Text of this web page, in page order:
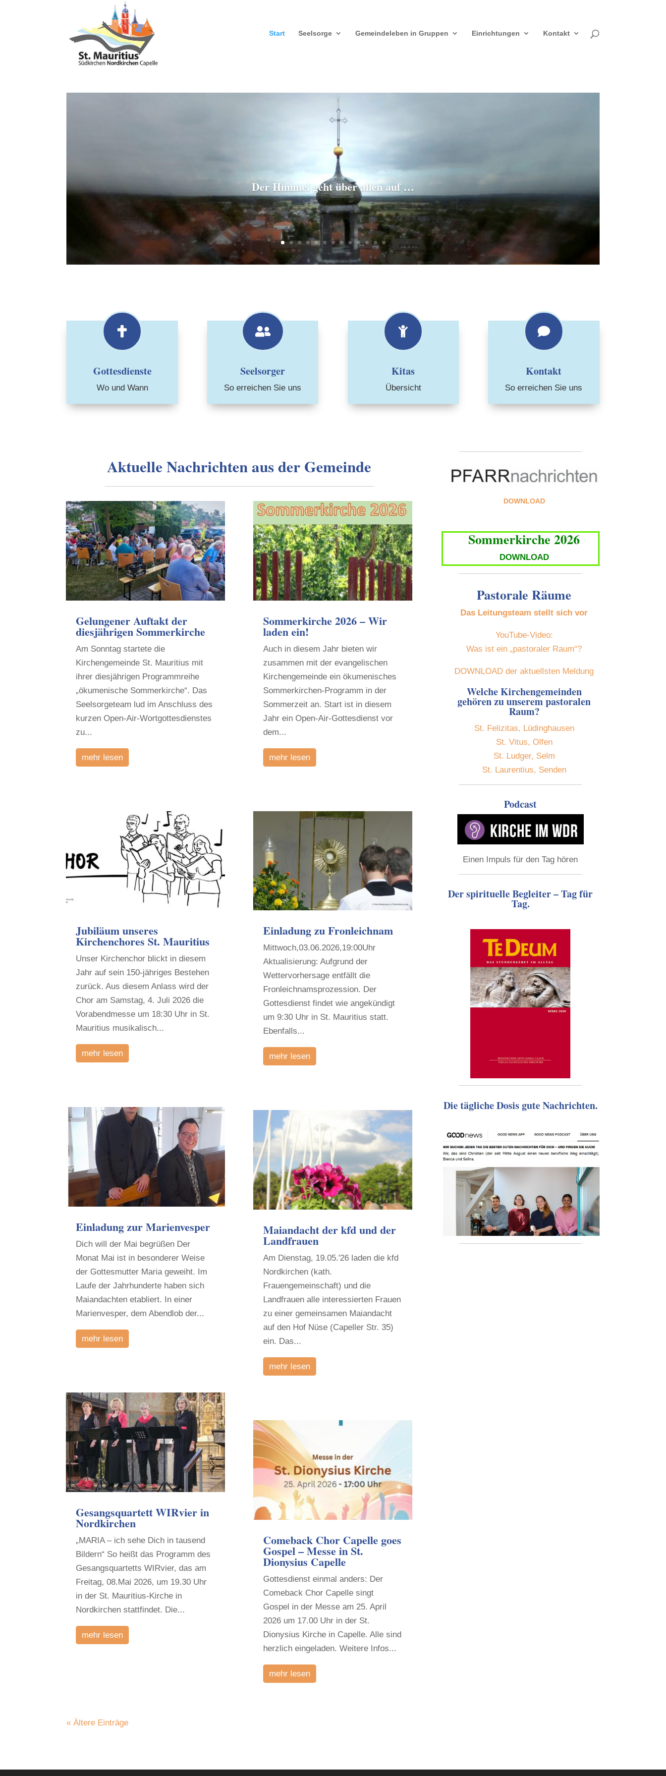
Start Seelsorge Gemeindeleben in Gruppen Einrichtungen Kontakt
Der Himmel geht über allen auf …

Gottesdienste
Wo und Wann

Seelsorger
So erreichen Sie uns

Kitas
Übersicht

Kontakt
So erreichen Sie uns
Aktuelle Nachrichten aus der Gemeinde
Gelungener Auftakt der
diesjährigen Sommerkirche
Am Sonntag startete die
Kirchengemeinde St. Mauritius mit
ihrer diesjährigen Programmreihe
„ökumenische Sommerkirche“. Das
Seelsorgeteam lud im Anschluss des
kurzen Open-Air-Wortgottesdienstes
zu...
mehr lesen
Jubiläum unseres
Kirchenchores St. Mauritius
Unser Kirchenchor blickt in diesem
Jahr auf sein 150-jähriges Bestehen
zurück. Aus diesem Anlass wird der
Chor am Samstag, 4. Juli 2026 die
Vorabendmesse um 18:30 Uhr in St.
Mauritius musikalisch...
mehr lesen
Einladung zur Marienvesper
Dich will der Mai begrüßen Der
Monat Mai ist in besonderer Weise
der Gottesmutter Maria geweiht. Im
Laufe der Jahrhunderte haben sich
Maiandachten etabliert. In einer
Marienvesper, dem Abendlob der...
mehr lesen
Gesangsquartett WIRvier in
Nordkirchen
„MARIA – ich sehe Dich in tausend
Bildern“ So heißt das Programm des
Gesangsquartetts WIRvier, das am
Freitag, 08.Mai 2026, um 19.30 Uhr
in der St. Mauritius-Kirche in
Nordkirchen stattfindet. Die...
mehr lesen
Sommerkirche 2026 – Wir
laden ein!
Auch in diesem Jahr bieten wir
zusammen mit der evangelischen
Kirchengemeinde ein ökumenisches
Sommerkirchen-Programm in der
Sommerzeit an. Start ist in diesem
Jahr ein Open-Air-Gottesdienst vor
dem...
mehr lesen
Einladung zu Fronleichnam
Mittwoch,03.06.2026,19:00Uhr
Aktualisierung: Aufgrund der
Wettervorhersage entfällt die
Fronleichnamsprozession. Der
Gottesdienst findet wie angekündigt
um 9:30 Uhr in St. Mauritius statt.
Ebenfalls...
mehr lesen
Maiandacht der kfd und der
Landfrauen
Am Dienstag, 19.05.'26 laden die kfd
Nordkirchen (kath.
Frauengemeinschaft) und die
Landfrauen alle interessierten Frauen
zu einer gemeinsamen Maiandacht
auf den Hof Nüse (Capeller Str. 35)
ein. Das...
mehr lesen
Comeback Chor Capelle goes
Gospel – Messe in St.
Dionysius Capelle
Gottesdienst einmal anders: Der
Comeback Chor Capelle singt
Gospel in der Messe am 25. April
2026 um 17.00 Uhr in der St.
Dionysius Kirche in Capelle. Alle sind
herzlich eingeladen. Weitere Infos...
mehr lesen
« Ältere Einträge
DOWNLOAD
Sommerkirche 2026
DOWNLOAD
Pastorale Räume
Das Leitungsteam stellt sich vor
YouTube-Video:
Was ist ein „pastoraler Raum“?
DOWNLOAD der aktuellsten Meldung
Welche Kirchengemeinden
gehören zu unserem pastoralen
Raum?
St. Felizitas, Lüdinghausen
St. Vitus, Olfen
St. Ludger, Selm
St. Laurentius, Senden
Podcast
Einen Impuls für den Tag hören
Der spirituelle Begleiter – Tag für
Tag.
Die tägliche Dosis gute Nachrichten.